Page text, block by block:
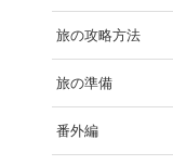
旅の攻略方法
旅の準備
番外編